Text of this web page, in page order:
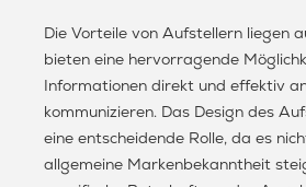
Die Vorteile von Aufstellern liegen
bieten eine hervorragende
Informationen direkt und effektiv
kommunizieren. Das Design des
eine entscheidende Rolle, da es
allgemeine Markenbekanntheit